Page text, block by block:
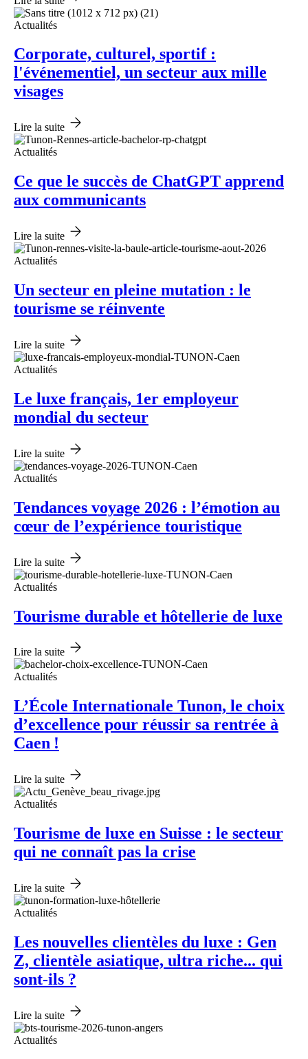
Actualités
Corporate, culturel, sportif :
l'événementiel, un secteur aux mille
visages
Lire la suite
Actualités
Ce que le succès de ChatGPT apprend
aux communicants
Lire la suite
Actualités
Un secteur en pleine mutation : le
tourisme se réinvente
Lire la suite
Actualités
Le luxe français, 1er employeur
mondial du secteur
Lire la suite
Actualités
Tendances voyage 2026 : l’émotion au
cœur de l’expérience touristique
Lire la suite
Actualités
Tourisme durable et hôtellerie de luxe
Lire la suite
Actualités
L’École Internationale Tunon, le choix
d’excellence pour réussir sa rentrée à
Caen !
Lire la suite
Actualités
Tourisme de luxe en Suisse : le secteur
qui ne connaît pas la crise
Lire la suite
Actualités
Les nouvelles clientèles du luxe : Gen
Z, clientèle asiatique, ultra riche... qui
sont-ils ?
Lire la suite
Actualités